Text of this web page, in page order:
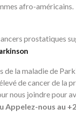
afro-américains.
prostatiques
de la maladie de
de cancer de la
nous joindre pour
Appelez-nous au